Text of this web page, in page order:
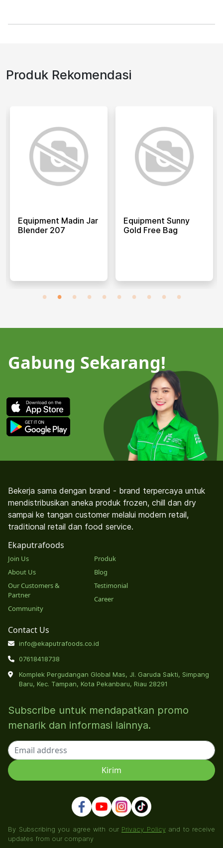
Produk Rekomendasi
Equipment Madin Jar
Blender 207
Equipment Sunny
Gold Free Bag
Gabung Sekarang!
Bekerja sama dengan brand - brand terpercaya untuk
mendistribusikan aneka produk frozen, chill dan dry
sampai ke tangan customer melalui modern retail,
traditional retail dan food service.
Ekaputrafoods
Join Us
About Us
Our Customers &
Partner
Community
Produk
Blog
Testimonial
Career
Contact Us
info@ekaputrafoods.co.id
07618418738
Komplek Pergudangan Global Mas, Jl. Garuda Sakti, Simpang
Baru, Kec. Tampan, Kota Pekanbaru, Riau 28291
Subscribe untuk mendapatkan promo
menarik dan informasi lainnya.
By Subscribing you agree with our Privacy Policyand to receive
updates from our company